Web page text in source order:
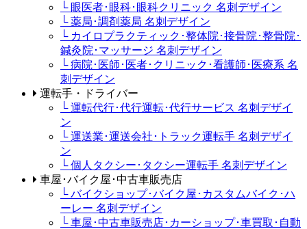
└ 眼医者･眼科･眼科クリニック 名刺デザイン
└ 薬局･調剤薬局 名刺デザイン
└ カイロプラクティック･整体院･接骨院･整骨院･
鍼灸院･マッサージ 名刺デザイン
└ 病院･医師･医者･クリニック･看護師･医療系 名
刺デザイン
運転手・ドライバー
└ 運転代行･代行運転･代行サービス 名刺デザイ
ン
└ 運送業･運送会社･トラック運転手 名刺デザイ
ン
└ 個人タクシー･タクシー運転手 名刺デザイン
車屋･バイク屋･中古車販売店
└ バイクショップ･バイク屋･カスタムバイク･ハ
ーレー 名刺デザイン
└ 車屋･中古車販売店･カーショップ･車買取･自動